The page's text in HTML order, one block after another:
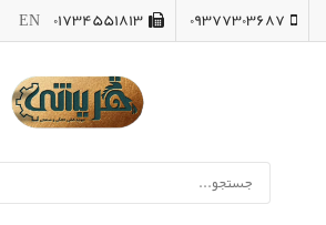
09377303687
01734551813
EN